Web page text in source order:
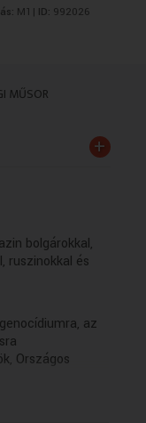
M1| ID: 992026
MŰSOR
+
bolgárokkal,
ruszinokkal és
az
Országos
Vahan